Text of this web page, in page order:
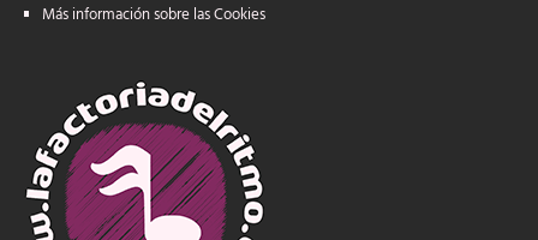
Más información sobre las Cookies